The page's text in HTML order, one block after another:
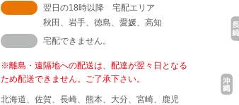
翌日の18時以降 宅配エリア
秋田、岩手、徳島、愛媛、高知
宅配できません。
※離島・遠隔地への配送は、配達が翌々日となる
ため配送できません。ご了承下さい。
北海道、佐賀、長崎、熊本、大分、宮崎、鹿児